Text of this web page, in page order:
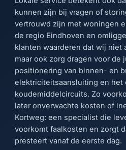
kunnen zijn bij vragen of
vertrouwd zijn met woningen
de regio Eindhoven en
klanten waarderen dat wij niet
maar ook zorg dragen voor de
positionering van binnen- en
elektriciteitsaansluiting en het
koudemiddelcircuits. Zo
later onverwachte kosten of
Kortweg: een specialist die
voorkomt faalkosten en zorgt
presteert vanaf de eerste dag.